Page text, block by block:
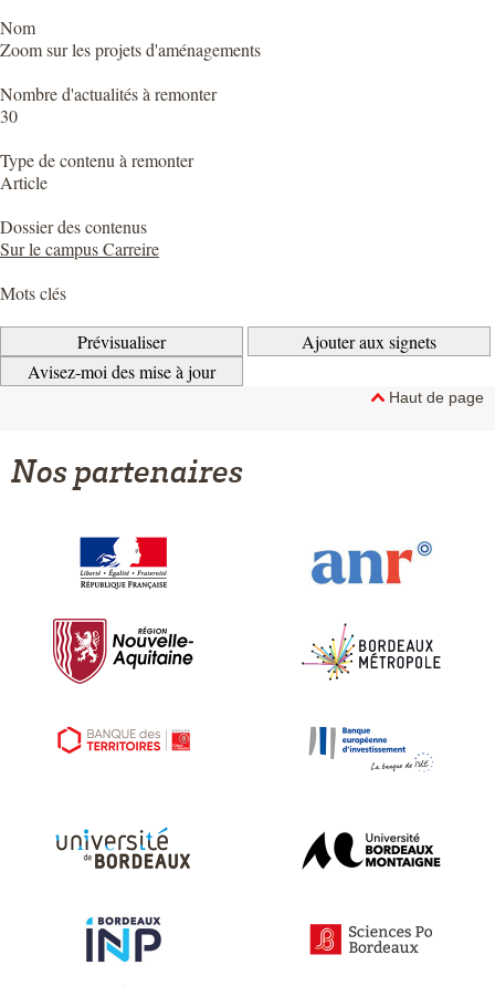
Nom
Zoom sur les projets d'aménagements
Nombre d'actualités à remonter
30
Type de contenu à remonter
Article
Dossier des contenus
Sur le campus Carreire
Mots clés
Haut de page
Nos partenaires